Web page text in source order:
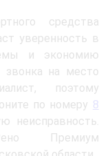
средства
уверенность в
и экономию
на место
поэтому
по номеру 8
неисправность.
Премиум